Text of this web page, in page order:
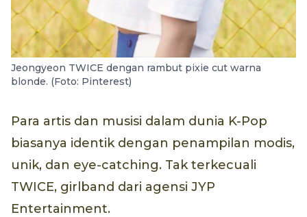
Jeongyeon TWICE dengan rambut pixie cut warna
blonde. (Foto: Pinterest)
Para artis dan musisi dalam dunia K-Pop
biasanya identik dengan penampilan modis,
unik, dan eye-catching. Tak terkecuali
TWICE, girlband dari agensi JYP
Entertainment.